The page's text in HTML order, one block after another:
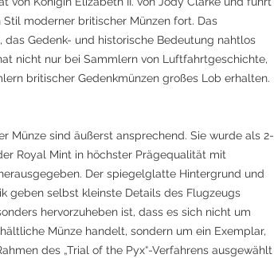
moderner britischer Münzen fort. Das
das Gedenk- und historische Bedeutung nahtlos
nicht nur bei Sammlern von Luftfahrtgeschichte,
britischer Gedenkmünzen großes Lob erhalten.
Münze sind äußerst ansprechend. Sie wurde als 2-
Royal Mint in höchster Prägequalität mit
Der spiegelglatte Hintergrund und
geben selbst kleinste Details des Flugzeugs
hervorzuheben ist, dass es sich nicht um
Münze handelt, sondern um ein Exemplar,
des „Trial of the Pyx“-Verfahrens ausgewählt